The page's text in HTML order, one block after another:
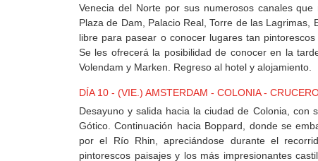
Venecia del Norte por sus numerosos canales
Plaza de Dam, Palacio Real, Torre de las Lagrimas,
libre para pasear o conocer lugares tan pintorescos
Se les ofrecerá la posibilidad de conocer en la
Volendam y Marken. Regreso al hotel y alojamiento.
DÍA 10 - (VIE.) AMSTERDAM - COLONIA -
Desayuno y salida hacia la ciudad de Colonia, con
Gótico. Continuación hacia Boppard, donde se
por el Río Rhin, apreciándose durante el
pintorescos paisajes y los más impresionantes